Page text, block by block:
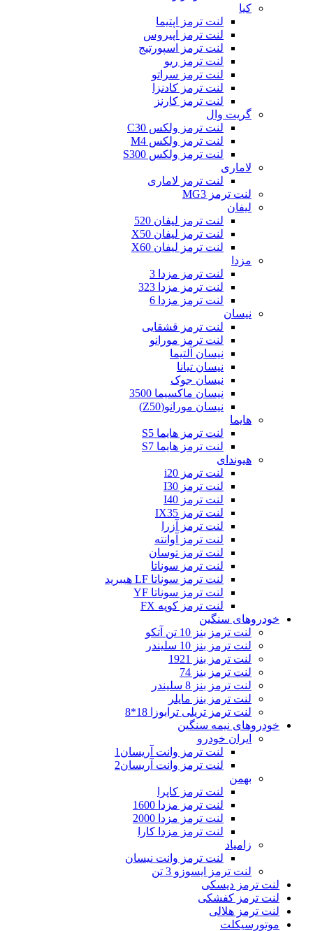
کیا
لنت ترمز اپتیما
لنت ترمز اپیروس
لنت ترمز اسپورتیج
لنت ترمز ریو
لنت ترمز سراتو
لنت ترمز کادنزا
لنت ترمز کارنز
گریت وال
لنت ترمز ولکس C30
لنت ترمز ولکس M4
لنت ترمز ولکس S300
لاماری
لنت ترمز لاماری
لنت ترمز MG3
لیفان
لنت ترمز لیفان 520
لنت ترمز لیفان X50
لنت ترمز لیفان X60
مزدا
لنت ترمز مزدا 3
لنت ترمز مزدا 323
لنت ترمز مزدا 6
نیسان
لنت ترمز قشقایی
لنت ترمز مورانو
نیسان آلتیما
نیسان تیانا
نیسان جوک
نیسان ماکسیما 3500
نیسان مورانو(Z50)
هایما
لنت ترمز هایما S5
لنت ترمز هایما S7
هیوندای
لنت ترمز i20
لنت ترمز I30
لنت ترمز I40
لنت ترمز IX35
لنت ترمز آزرا
لنت ترمز آوانته
لنت ترمز توسان
لنت ترمز سوناتا
لنت ترمز سوناتا LF هیبرید
لنت ترمز سوناتا YF
لنت ترمز کوپه FX
خودروهای سنگین
لنت ترمز بنز 10 تن آتکو
لنت ترمز بنز 10 سلیندر
لنت ترمز بنز 1921
لنت ترمز بنز 74
لنت ترمز بنز 8 سلیندر
لنت ترمز بنز مایلر
لنت ترمز تریلی ترابوزا 18*8
خودروهای نیمه سنگین
ایران خودرو
لنت ترمز وانت آریسان1
لنت ترمز وانت آریسان2
بهمن
لنت ترمز کاپرا
لنت ترمز مزدا 1600
لنت ترمز مزدا 2000
لنت ترمز مزدا کارا
زامیاد
لنت ترمز وانت نیسان
لنت ترمز ایسوزو 3 تن
لنت ترمز دیسکی
لنت ترمز کفشکی
لنت ترمز هلالی
موتورسیکلت